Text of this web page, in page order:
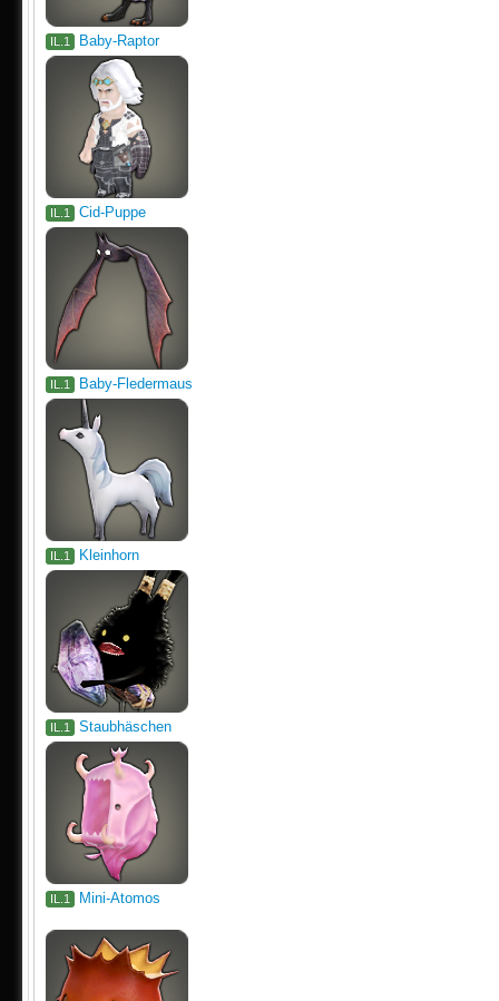
IL.1 Baby-Raptor
IL.1 Cid-Puppe
IL.1 Baby-Fledermaus
IL.1 Kleinhorn
IL.1 Staubhäschen
IL.1 Mini-Atomos